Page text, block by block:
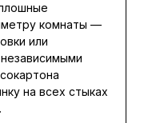
комнаты —
или
на всех стыках